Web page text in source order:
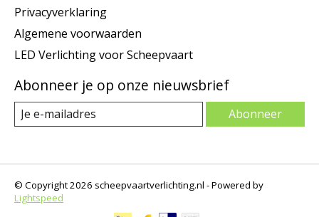
Privacyverklaring
Algemene voorwaarden
LED Verlichting voor Scheepvaart
Abonneer je op onze nieuwsbrief
Abonneer
© Copyright 2026 scheepvaartverlichting.nl - Powered by
Lightspeed